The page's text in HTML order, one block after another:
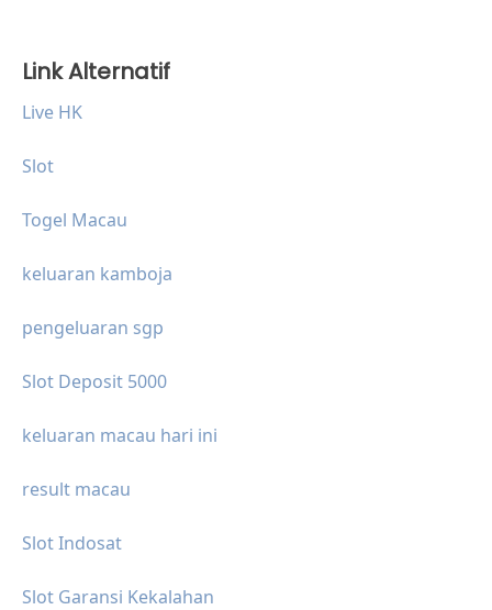
Link Alternatif
Live HK
Slot
Togel Macau
keluaran kamboja
pengeluaran sgp
Slot Deposit 5000
keluaran macau hari ini
result macau
Slot Indosat
Slot Garansi Kekalahan